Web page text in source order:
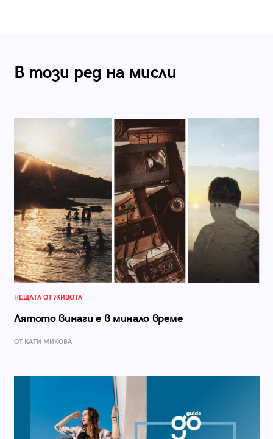
В този ред на мисли
НЕЩАТА ОТ ЖИВОТА
Лятото винаги е в минало време
ОТ КАТИ МИКОВА